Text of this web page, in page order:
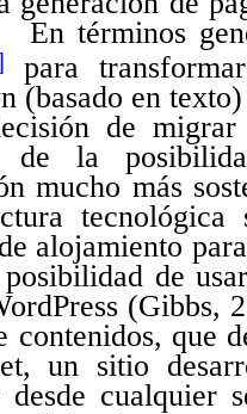
En términos
para
(basado en
de
de la
mucho más
alojamiento
de
(Gibbs,
contenidos, que
un sitio
desde cualquier